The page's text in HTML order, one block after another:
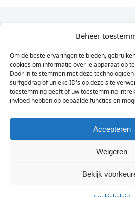
Beheer
Om de beste ervaringen te bieden,
cookies om informatie over je apparaat op
Door in te stemmen met deze
surfgedrag of unieke ID's op deze site
toestemming geeft of uw toestemming
invloed hebben op bepaalde functies en
Accepteren
Weigeren
Bekijk
Dagelijks het laatste
Vul
hier
je
e-
mailadres
in
Sign Up